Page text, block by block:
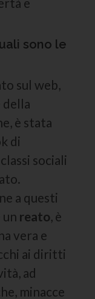
sono le
sul web,
della
è stata
di
sociali
a questi
reato, è
vera e
ai diritti
ad
minacce